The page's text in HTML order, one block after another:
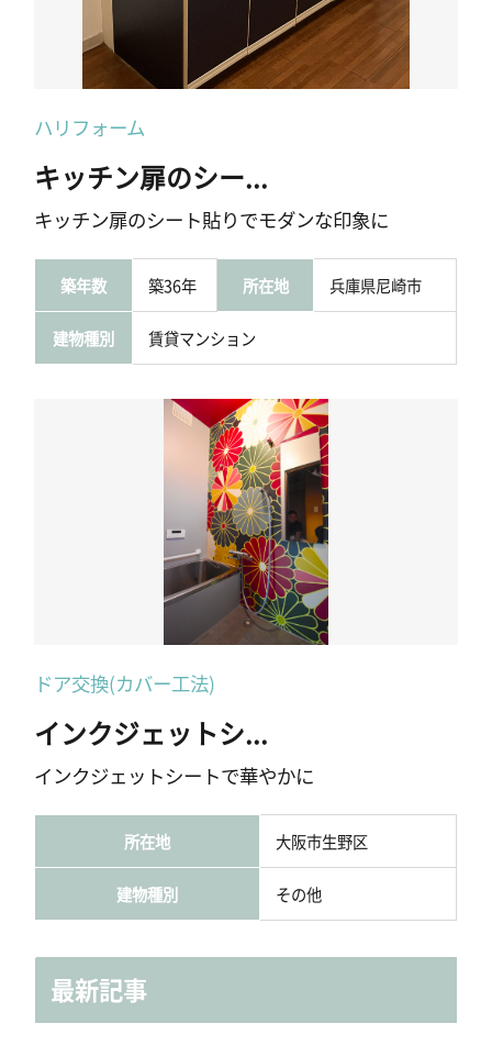
ハリフォーム
キッチン扉のシー...
キッチン扉のシート貼りでモダンな印象に
築年数 築36年 所在地 兵庫県尼崎市
建物種別 賃貸マンション
ドア交換(カバー工法)
インクジェットシ...
インクジェットシートで華やかに
所在地 大阪市生野区
建物種別 その他
最新記事